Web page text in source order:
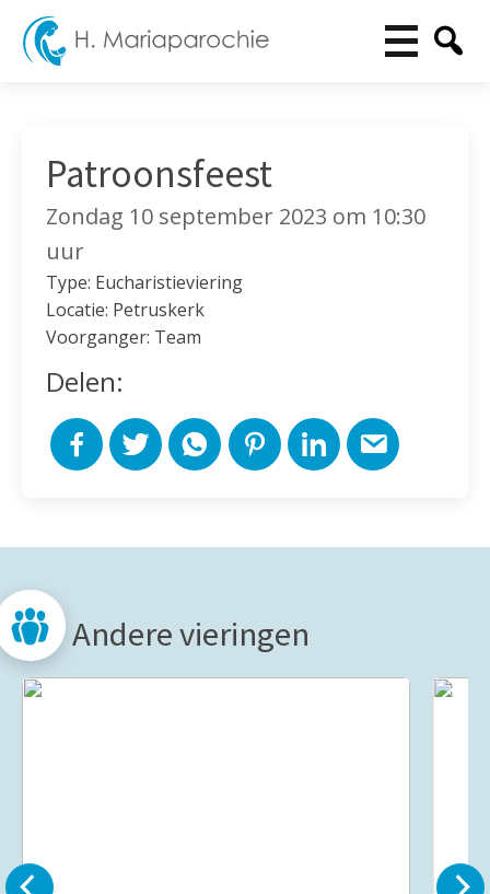
Patroonsfeest
Zondag 10 september 2023 om 10:30
uur
Type: Eucharistieviering
Locatie: Petruskerk
Voorganger: Team
Delen:
Andere vieringen